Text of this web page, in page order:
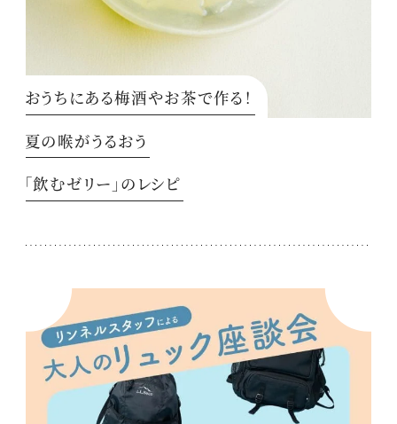
おうちにある梅酒やお茶で作る！
夏の喉がうるおう
「飲むゼリー」のレシピ